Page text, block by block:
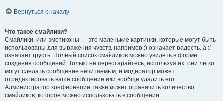
Вернуться к началу
Что такое смайлики?
Смайлики, или эмотиконы — это маленькие картинки, которые могут быть
использованы для выражения чувств, например :) означает радость, а :(
означает грусть. Полный список смайликов можно увидеть в форме
создания сообщений. Только не перестарайтесь, используя их: они легко
могут сделать сообщение нечитаемым, и модератор может
отредактировать ваше сообщение или вообще удалить его.
Администратор конференции также может ограничить количество
смайликов, которое можно использовать в сообщении.